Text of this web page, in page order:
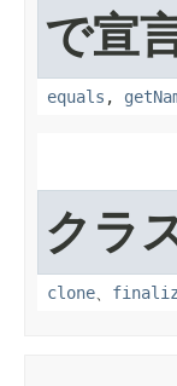
で宣
equals ,
クラ
clone、